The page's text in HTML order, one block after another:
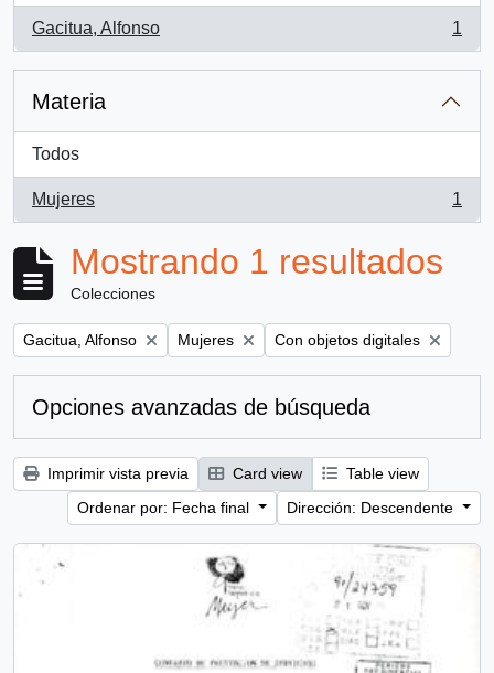
Gacitua, Alfonso
, 1 resultados
1
Materia
Todos
Mujeres
, 1 resultados
1
Mostrando 1 resultados
Colecciones
Remove filter:
Gacitua, Alfonso Remove filter:
Mujeres Remove filter:
Con objetos digitales
Opciones avanzadas de búsqueda
Imprimir vista previa Card view
Table view
Ordenar por: Fecha final
Dirección: Descendente